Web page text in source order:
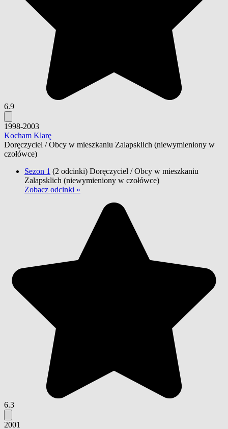
6.9
1998-2003
Kocham Klarę
Doręczyciel / Obcy w mieszkaniu Zalapsklich (niewymieniony w
czołówce)
Sezon 1 (2 odcinki) Doręczyciel / Obcy w mieszkaniu
Zalapsklich (niewymieniony w czołówce)
Zobacz odcinki »
6.3
2001